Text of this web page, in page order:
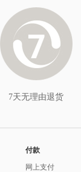
7天无理由退货
付款
网上支付